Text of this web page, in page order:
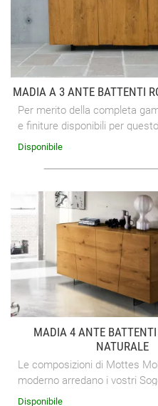
MADIA A 3 ANTE BATTENTI
Per merito della completa
e finiture disponibili per
madie, si potranno ottenere
Disponibile
MADIA 4 ANTE BATTENTI
NATURALE
Le composizioni di Mottes
moderno arredano i vostri
alla loro capacità di definire
Disponibile